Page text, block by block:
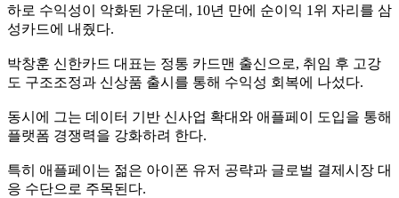
하로 수익성이 악화된 가운데, 10년 만에 순이익 1위 자리를 삼
성카드에 내줬다.
박창훈 신한카드 대표는 정통 카드맨 출신으로, 취임 후 고강
도 구조조정과 신상품 출시를 통해 수익성 회복에 나섰다.
동시에 그는 데이터 기반 신사업 확대와 애플페이 도입을 통해
플랫폼 경쟁력을 강화하려 한다.
특히 애플페이는 젊은 아이폰 유저 공략과 글로벌 결제시장 대
응 수단으로 주목된다.